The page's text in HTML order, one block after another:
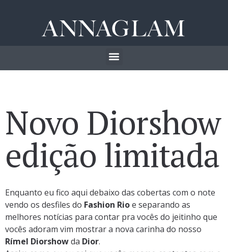
Novo Diorshow
edição limitada
Enquanto eu fico aqui debaixo das cobertas com o note
vendo os desfiles do Fashion Rioe separando as
melhores notícias para contar pra vocês do jeitinho que
vocês adoram vim mostrar a nova carinha do nosso
Rímel Diorshowda Dior.